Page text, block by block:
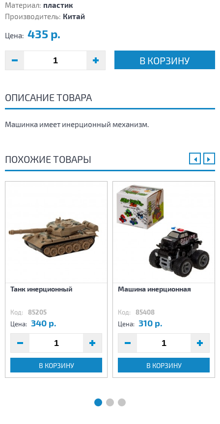
Материал: пластик
Производитель: Китай
Цена: 435 р.
В КОРЗИНУ
ОПИСАНИЕ ТОВАРА
Машинка имеет инерционный механизм.
ПОХОЖИЕ ТОВАРЫ
Танк инерционный
Код: 85205
Цена: 340 р.
В КОРЗИНУ
Машина инерционная
Код: 85408
Цена: 310 р.
В КОРЗИНУ